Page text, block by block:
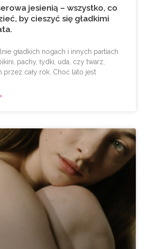
jesienią – wszystko, co
by cieszyć się gładkimi
gładkich nogach i innych partiach
pachy, łydki, uda, czy twarz,
przez cały rok. Choć lato jest